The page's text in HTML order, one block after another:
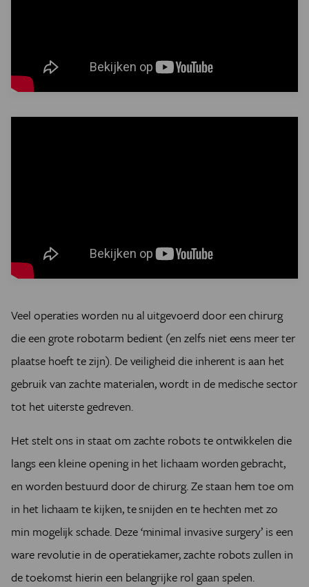
Veel operaties worden nu al uitgevoerd door een chirurg
die een grote robotarm bedient (en zelfs niet eens meer ter
plaatse hoeft te zijn). De veiligheid die inherent is aan het
gebruik van zachte materialen, wordt in de medische sector
tot het uiterste gedreven.
Het stelt ons in staat om zachte robots te ontwikkelen die
langs een kleine opening in het lichaam worden gebracht,
en worden bestuurd door de chirurg. Ze staan hem toe om
in het lichaam te kijken, te snijden en te hechten met zo
min mogelijk schade. Deze ‘minimal invasive surgery’ is een
ware revolutie in de operatiekamer, zachte robots zullen in
de toekomst hierin een belangrijke rol gaan spelen.